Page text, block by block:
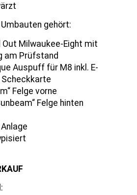
gehört:
Milwaukee-Eight mit
am Prüfstand
Auspuff für M8 inkl. E-
Felge vorne
Felge hinten